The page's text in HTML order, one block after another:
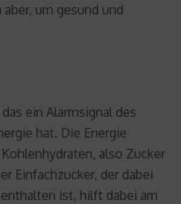
um gesund und
ein Alarmsignal des
hat. Die Energie
also Zucker
Einfachzucker, der dabei
ist, hilft dabei am